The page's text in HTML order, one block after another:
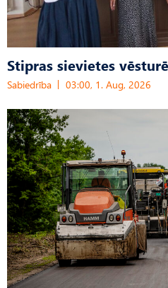
Stipras sievietes
Sabiedrība 03:00, 1. Aug, 2026